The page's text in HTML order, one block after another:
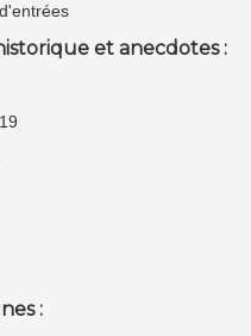
et anecdotes :
: